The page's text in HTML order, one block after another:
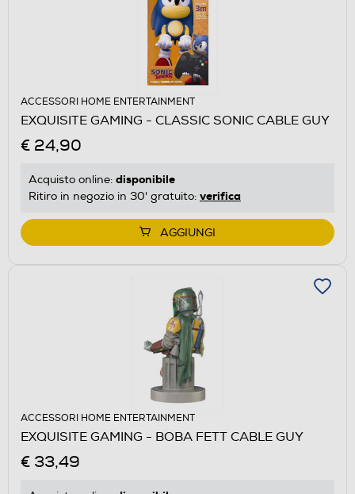
ACCESSORI HOME ENTERTAINMENT
EXQUISITE GAMING - CLASSIC SONIC CABLE GUY
€ 24,90
Acquisto online: disponibile
Ritiro in negozio in 30' gratuito: verifica
AGGIUNGI
ACCESSORI HOME ENTERTAINMENT
EXQUISITE GAMING - BOBA FETT CABLE GUY
€ 33,49